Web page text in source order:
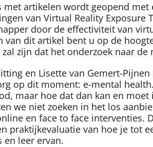
met artikelen wordt geopend
van Virtual Reality
door de effectiviteit van
van dit artikel bent u op de
zijn dat het onderzoek naar
en Lisette van Gemert-
op dit moment: e-mental
maar hoe dat dan kan en
we niet zoeken in het los
en face to face interventies.
praktijkevaluatie van hoe je tot
en leer ervan.